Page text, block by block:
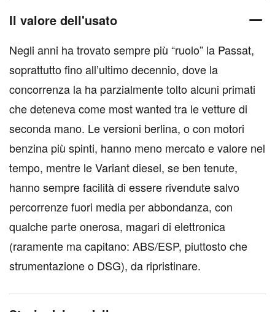
Il valore dell'usato
Negli anni ha trovato sempre più “ruolo” la Passat,
soprattutto fino all’ultimo decennio, dove la
concorrenza la ha parzialmente tolto alcuni primati
che deteneva come most wanted tra le vetture di
seconda mano. Le versioni berlina, o con motori
benzina più spinti, hanno meno mercato e valore nel
tempo, mentre le Variant diesel, se ben tenute,
hanno sempre facilità di essere rivendute salvo
percorrenze fuori media per abbondanza, con
qualche parte onerosa, magari di elettronica
(raramente ma capitano: ABS/ESP, piuttosto che
strumentazione o DSG), da ripristinare.